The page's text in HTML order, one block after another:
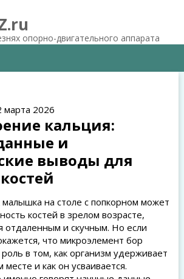
опорно-двигательного аппарата
марта 2026
кальция:
и
выводы для
малышка на столе с попкорном может
костей в зрелом возрасте,
отдаленным и скучным. Но если
что микроэлемент бор
в том, как организм удерживает
и как он усваивается.